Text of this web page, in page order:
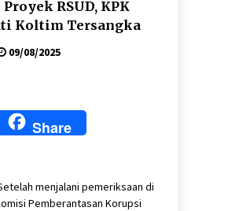
RSUD, KPK
Koltim Tersangka
09/08/2025
Share
menjalani pemeriksaan di
Pemberantasan Korupsi